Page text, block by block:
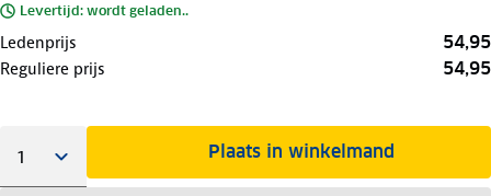
Levertijd: wordt geladen..
Ledenprijs 54,95
Reguliere prijs 54,95
Plaats in winkelmand